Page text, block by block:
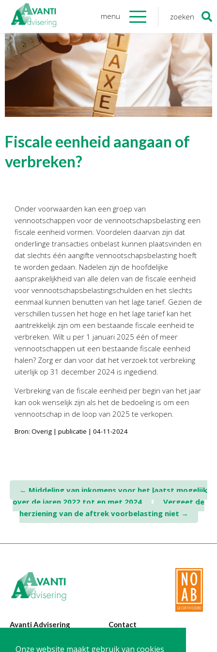
Onze website maakt gebruik van cookies
menu zoeken
Organisatie
Onze medewerkers
NOAB gecertificeerd
Algemene verordening
gegevensbescherming
Sponsoring
Onzediensten
Tijdelijk financieel personeel
Personeel & Organisatie
Bedrijfseconomisch advies
Belastingadvies Purmerend
Online boekhouden
Nieuws&informatie
Nieuwsbrief
Nieuwsoverzicht
Handige links
Downloads
AvantiOnline
Klantenportaal – Online dossiers
Online Salaris – Salarissen
Nextens-Accorderen aangiften
Zoeken
naar:
Fiscale eenheid aangaan of
verbreken?
Onder voorwaarden kan een groep van
vennootschappen voor de vennootschapsbelasting een
fiscale eenheid vormen. Voordelen daarvan zijn dat
onderlinge transacties onbelast kunnen plaatsvinden en
dat slechts één aangifte vennootschapsbelasting hoeft
te worden gedaan. Nadelen zijn de hoofdelijke
aansprakelijkheid van alle delen van de fiscale eenheid
voor vennootschapsbelastingschulden en het slechts
eenmaal kunnen benutten van het lage tarief. Gezien de
verschillen tussen het hoge en het lage tarief kan het
aantrekkelijk zijn om een bestaande fiscale eenheid te
verbreken. Wilt u per 1 januari 2025 één of meer
vennootschappen uit een bestaande fiscale eenheid
halen? Zorg er dan voor dat het verzoek tot verbreking
uiterlijk op 31 december 2024 is ingediend.
Verbreking van de fiscale eenheid per begin van het jaar
kan ook wenselijk zijn als het de bedoeling is om een
vennootschap in de loop van 2025 te verkopen.
Bron: Overig | publicatie | 04-11-2024
Post
navigation
← Middeling van inkomens voor het laatst mogelijk
over de jaren 2022 tot en met 2024
Vergeet de
herziening van de aftrek voorbelasting niet →
Avanti Advisering
Poelstraat 4
Contact
T: 0299-420870